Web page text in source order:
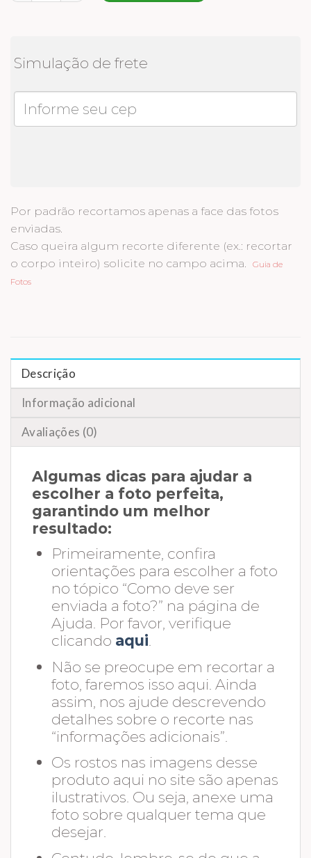
Simulação de frete
Por padrão recortamos apenas a face das fotos
enviadas.
Caso queira algum recorte diferente (ex.: recortar
o corpo inteiro) solicite no campo acima.
Guia de
Fotos
Descrição
Informação adicional
Avaliações (0)
Algumas dicas para ajudar a
escolher a foto perfeita,
garantindo um melhor
resultado:
Primeiramente, confira
orientações para escolher a foto
no tópico “Como deve ser
enviada a foto?” na página de
Ajuda. Por favor, verifique
clicando aqui
Não se preocupe em recortar a
foto, faremos isso aqui. Ainda
assim, nos ajude descrevendo
detalhes sobre o recorte nas
“informações adicionais”.
Os rostos nas imagens desse
produto aqui no site são apenas
ilustrativos. Ou seja, anexe uma
foto sobre qualquer tema que
desejar.